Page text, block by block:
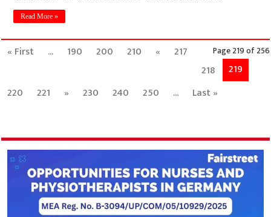
Read More »
Page 219 of 256
« First ... 190 200 210 «
217
218
219
220
221 » 230 240 250 ... Last »